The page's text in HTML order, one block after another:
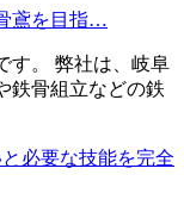
鳶を目指…
す。 弊社は、岐阜
鉄骨組立などの鉄